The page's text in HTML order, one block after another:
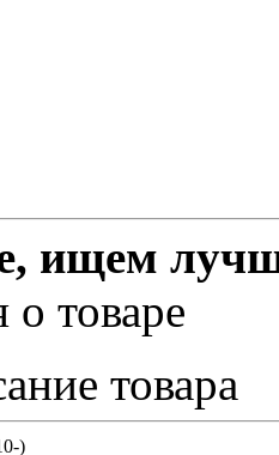
ищем
товаре
товара
)